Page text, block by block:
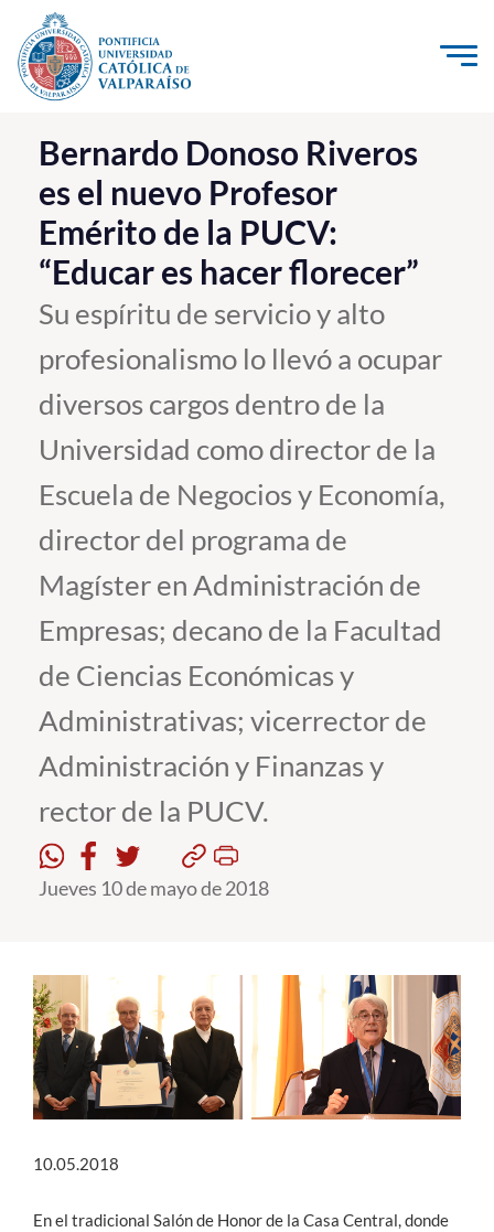
Click acá para ir directamente al contenido
La Universidad
Investigación, Creación e Innovación
PUCV Internacional
Vinculación con el Medio
Admisión
Pregrado
Postgrado
Formación Continua
Estudiantes
Académicos
Funcionarios
Alumni
English
Bernardo Donoso Riveros
es el nuevo Profesor
Emérito de la PUCV:
“Educar es hacer florecer”
Su espíritu de servicio y alto
profesionalismo lo llevó a ocupar
diversos cargos dentro de la
Universidad como director de la
Escuela de Negocios y Economía,
director del programa de
Magíster en Administración de
Empresas; decano de la Facultad
de Ciencias Económicas y
Administrativas; vicerrector de
Administración y Finanzas y
rector de la PUCV.
Jueves 10 de mayo de 2018
10.05.2018
En el tradicional Salón de Honor de la Casa Central, donde